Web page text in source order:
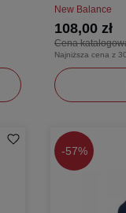
New Balance
Cena
108,00 zł
Najniższa cena z
S XL
-57%